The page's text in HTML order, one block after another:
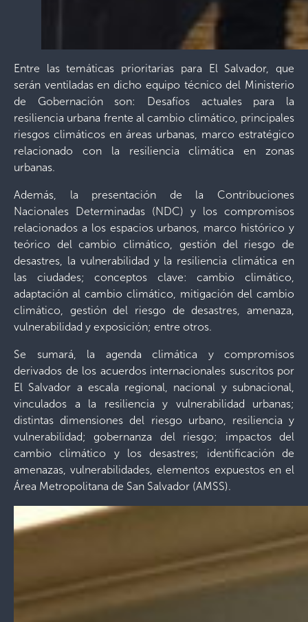
Entre las temáticas prioritarias para El Salvador, que
serán ventiladas en dicho equipo técnico del Ministerio
de Gobernación son: Desafíos actuales para la
resiliencia urbana frente al cambio climático, principales
riesgos climáticos en áreas urbanas, marco estratégico
relacionado con la resiliencia climática en zonas
urbanas.
Además, la presentación de la Contribuciones
Nacionales Determinadas (NDC) y los compromisos
relacionados a los espacios urbanos, marco histórico y
teórico del cambio climático, gestión del riesgo de
desastres, la vulnerabilidad y la resiliencia climática en
las ciudades; conceptos clave: cambio climático,
adaptación al cambio climático, mitigación del cambio
climático, gestión del riesgo de desastres, amenaza,
vulnerabilidad y exposición; entre otros.
Se sumará, la agenda climática y compromisos
derivados de los acuerdos internacionales suscritos por
El Salvador a escala regional, nacional y subnacional,
vinculados a la resiliencia y vulnerabilidad urbanas;
distintas dimensiones del riesgo urbano, resiliencia y
vulnerabilidad; gobernanza del riesgo; impactos del
cambio climático y los desastres; identificación de
amenazas, vulnerabilidades, elementos expuestos en el
Área Metropolitana de San Salvador (AMSS).